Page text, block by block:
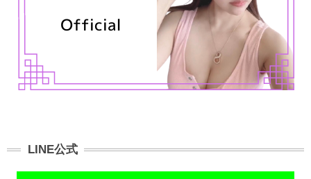
LINE公式